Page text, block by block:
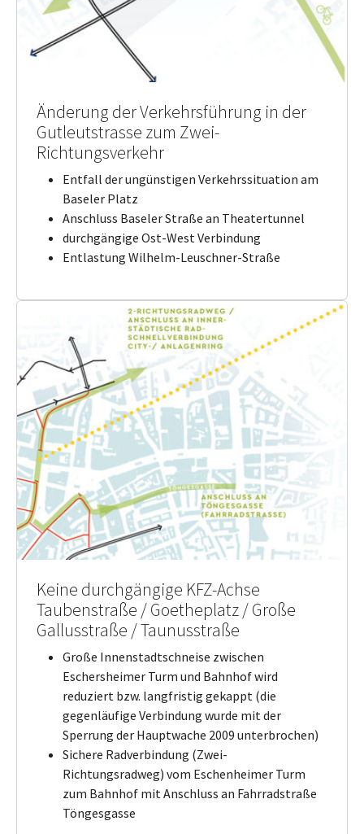
Änderung der Verkehrsführung in der
Gutleutstrasse zum Zwei-
Richtungsverkehr
Entfall der ungünstigen Verkehrssituation am
Baseler Platz
Anschluss Baseler Straße an Theatertunnel
durchgängige Ost-West Verbindung
Entlastung Wilhelm-Leuschner-Straße
Keine durchgängige KFZ-Achse
Taubenstraße / Goetheplatz / Große
Gallusstraße / Taunusstraße
Große Innenstadtschneise zwischen
Eschersheimer Turm und Bahnhof wird
reduziert bzw. langfristig gekappt (die
gegenläufige Verbindung wurde mit der
Sperrung der Hauptwache 2009 unterbrochen)
Sichere Radverbindung (Zwei-
Richtungsradweg) vom Eschenheimer Turm
zum Bahnhof mit Anschluss an Fahrradstraße
Töngesgasse